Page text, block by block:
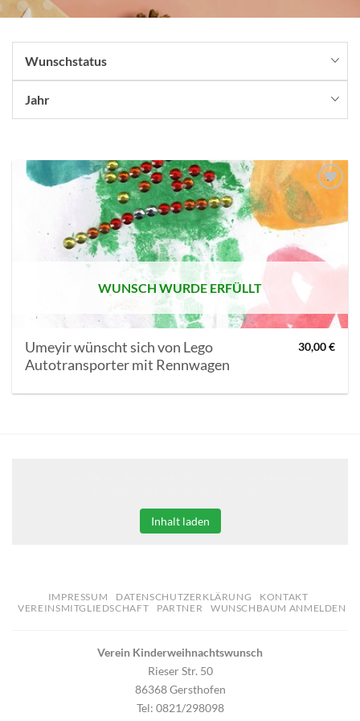
Wunschstatus
Jahr
AUF MEINE
MERKLISTE
SETZEN
WUNSCH WURDE ERFÜLLT
Umeyir wünscht sich von Lego
Autotransporter mit Rennwagen
30,00€
Inhalt laden
IMPRESSUM DATENSCHUTZERKLÄRUNG
KONTAKT
VEREINSMITGLIEDSCHAFT
PARTNER WUNSCHBAUM ANMELDEN
Verein Kinderweihnachtswunsch
Rieser Str. 50
86368 Gersthofen
Tel: 0821/298098